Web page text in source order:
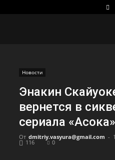
Новости
Энакин
вернется в
сериала «Асока»
От dmitriy.vasyura@gmail.com -
116 0